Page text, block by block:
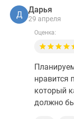
Д
Дарья
29 апреля
Оценка:
нравится
который
должно